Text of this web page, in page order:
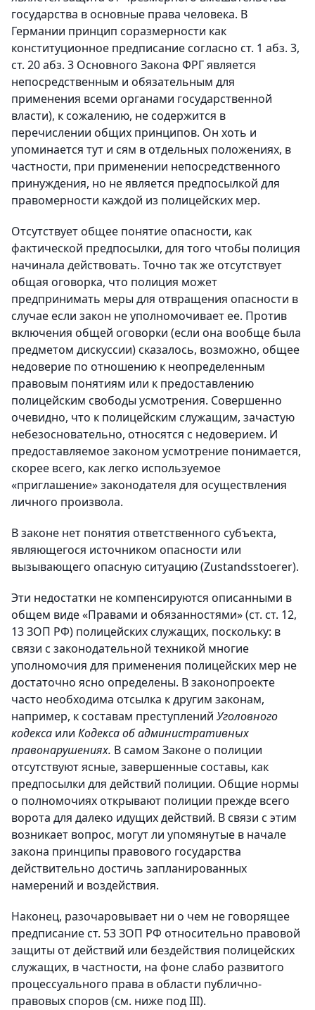
государства в основные права человека. В
Германии принцип соразмерности как
конституционное предписание согласно ст. 1 абз. 3,
ст. 20 абз. 3 Основного Закона ФРГ является
непосредственным и обязательным для
применения всеми органами государственной
власти), к сожалению, не содержится в
перечислении общих принципов. Он хоть и
упоминается тут и сям в отдельных положениях, в
частности, при применении непосредственного
принуждения, но не является предпосылкой для
правомерности каждой из полицейских мер.
Отсутствует общее понятие опасности, как
фактической предпосылки, для того чтобы полиция
начинала действовать. Точно так же отсутствует
общая оговорка, что полиция может
предпринимать меры для отвращения опасности в
случае если закон не уполномочивает ее. Против
включения общей оговорки (если она вообще была
предметом дискуссии) сказалось, возможно, общее
недоверие по отношению к неопределенным
правовым понятиям или к предоставлению
полицейским свободы усмотрения. Совершенно
очевидно, что к полицейским служащим, зачастую
небезосновательно, относятся с недоверием. И
предоставляемое законом усмотрение понимается,
скорее всего, как легко используемое
«приглашение» законодателя для осуществления
личного произвола.
В законе нет понятия ответственного субъекта,
являющегося источником опасности или
вызывающего опасную ситуацию (Zustandsstoerer).
Эти недостатки не компенсируются описанными в
общем виде «Правами и обязанностями» (ст. ст. 12,
13 ЗОП РФ) полицейских служащих, поскольку: в
связи с законодательной техникой многие
уполномочия для применения полицейских мер не
достаточно ясно определены. В законопроекте
часто необходима отсылка к другим законам,
например, к составам преступлений Уголовного
кодекса или Кодекса об административных
правонарушениях. В самом Законе о полиции
отсутствуют ясные, завершенные составы, как
предпосылки для действий полиции. Общие нормы
о полномочиях открывают полиции прежде всего
ворота для далеко идущих действий. В связи с этим
возникает вопрос, могут ли упомянутые в начале
закона принципы правового государства
действительно достичь запланированных
намерений и воздействия.
Наконец, разочаровывает ни о чем не говорящее
предписание ст. 53 ЗОП РФ относительно правовой
защиты от действий или бездействия полицейских
служащих, в частности, на фоне слабо развитого
процессуального права в области публично-
правовых споров (см. ниже под III).